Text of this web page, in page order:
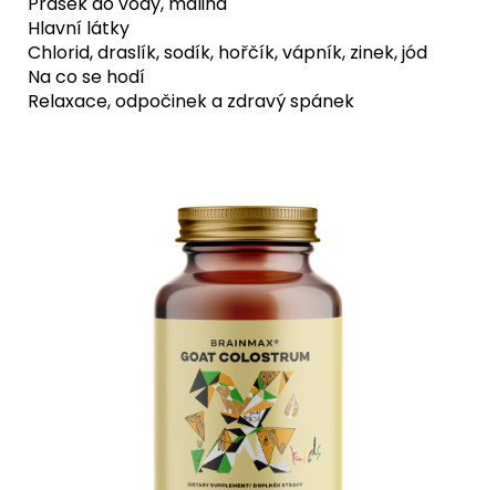
Hlavní látky
Chlorid, draslík, sodík, hořčík, vápník, zinek, jód
Na co se hodí
Relaxace, odpočinek a zdravý spánek